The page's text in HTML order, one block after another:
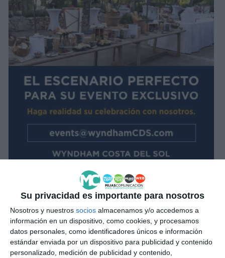
Su privacidad es importante para nosotros
Nosotros y nuestros socios almacenamos y/o accedemos a
información en un dispositivo, como cookies, y procesamos
datos personales, como identificadores únicos e información
estándar enviada por un dispositivo para publicidad y contenido
personalizado, medición de publicidad y contenido,